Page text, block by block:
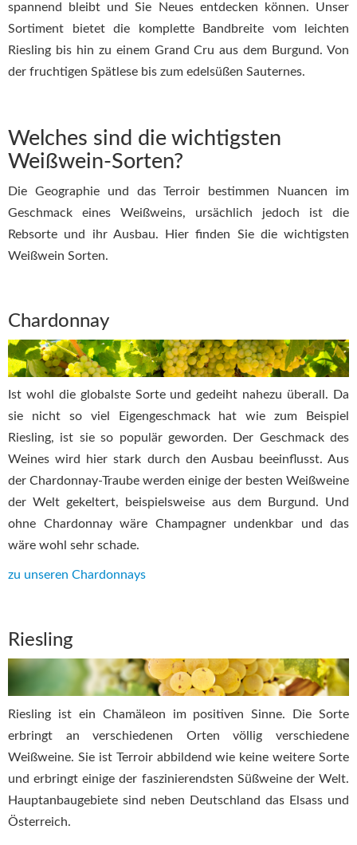
spannend bleibt und Sie Neues entdecken können. Unser
Sortiment bietet die komplette Bandbreite vom leichten
Riesling bis hin zu einem Grand Cru aus dem Burgund. Von
der fruchtigen Spätlese bis zum edelsüßen Sauternes.
Welches sind die wichtigsten
Weißwein-Sorten?
Die Geographie und das Terroir bestimmen Nuancen im
Geschmack eines Weißweins, ursächlich jedoch ist die
Rebsorte und ihr Ausbau. Hier finden Sie die wichtigsten
Weißwein Sorten.
Chardonnay
Ist wohl die globalste Sorte und gedeiht nahezu überall. Da
sie nicht so viel Eigengeschmack hat wie zum Beispiel
Riesling, ist sie so populär geworden. Der Geschmack des
Weines wird hier stark durch den Ausbau beeinflusst. Aus
der Chardonnay-Traube werden einige der besten Weißweine
der Welt gekeltert, beispielsweise aus dem Burgund. Und
ohne Chardonnay wäre Champagner undenkbar und das
wäre wohl sehr schade.
zu unseren Chardonnays
Riesling
Riesling ist ein Chamäleon im positiven Sinne. Die Sorte
erbringt an verschiedenen Orten völlig verschiedene
Weißweine. Sie ist Terroir abbildend wie keine weitere Sorte
und erbringt einige der faszinierendsten Süßweine der Welt.
Hauptanbaugebiete sind neben Deutschland das Elsass und
Österreich.